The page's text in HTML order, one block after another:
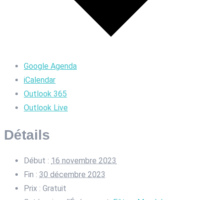
Google Agenda
iCalendar
Outlook 365
Outlook Live
Détails
Début : 16 novembre 2023
Fin : 30 décembre 2023
Prix : Gratuit